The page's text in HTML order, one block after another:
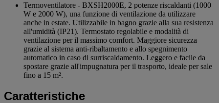
Termoventilatore - BXSH2000E, 2 potenze riscaldanti (1000
W e 2000 W), una funzione di ventilazione da utilizzare
anche in estate. Utilizzabile in bagno grazie alla sua resistenza
all'umidità (IP21). Termostato regolabile e modalità di
ventilazione per il massimo comfort. Maggiore sicurezza
grazie al sistema anti-ribaltamento e allo spegnimento
automatico in caso di surriscaldamento. Leggero e facile da
spostare grazie all'impugnatura per il trasporto, ideale per sale
fino a 15 m².
Caratteristiche